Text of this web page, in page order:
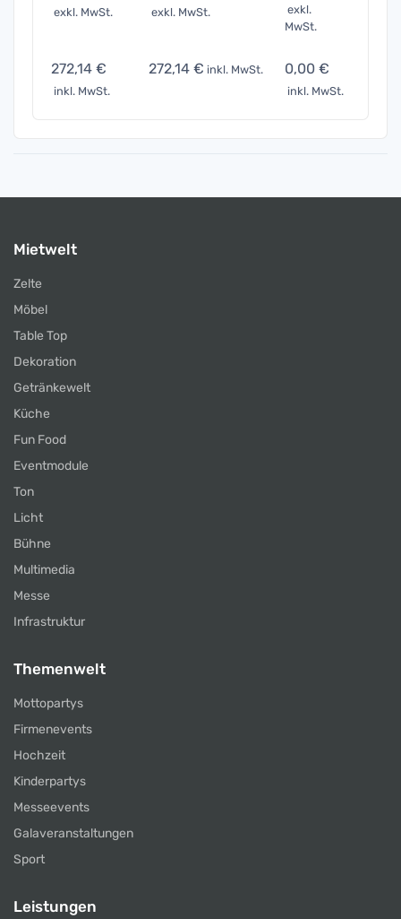
exkl. MwSt. exkl. MwSt.
exkl.
MwSt.
272,14 €
inkl. MwSt.
272,14 € inkl. MwSt. 0,00 €
inkl. MwSt.
Mietwelt
Zelte
Möbel
Table Top
Dekoration
Getränkewelt
Küche
Fun Food
Eventmodule
Ton
Licht
Bühne
Multimedia
Messe
Infrastruktur
Themenwelt
Mottopartys
Firmenevents
Hochzeit
Kinderpartys
Messeevents
Galaveranstaltungen
Sport
Leistungen